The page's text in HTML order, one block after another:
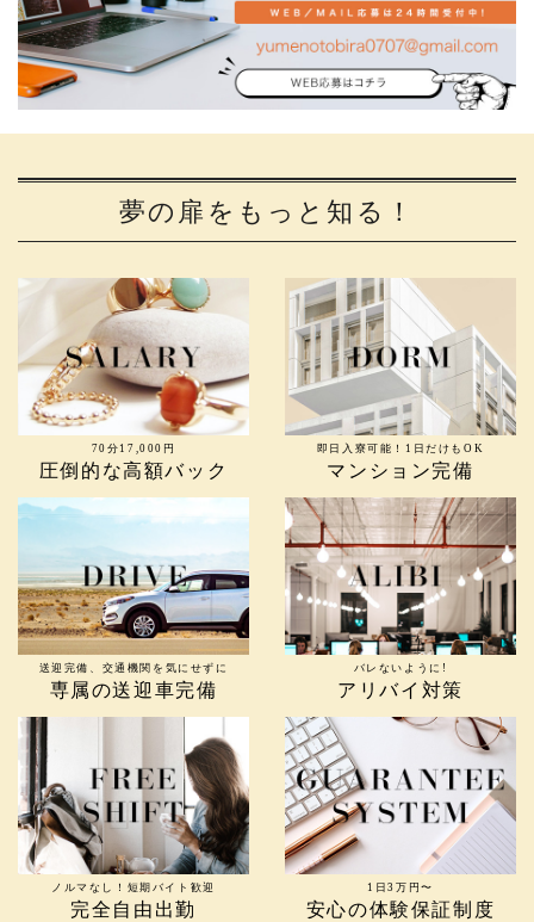
夢の扉をもっと知る！
70分17,000円
圧倒的な高額バック
即日入寮可能！1日だけもOK
マンション完備
送迎完備、交通機関を気にせずに
専属の送迎車完備
バレないように!
アリバイ対策
ノルマなし！短期バイト歓迎
完全自由出勤
1日3万円〜
安心の体験保証制度